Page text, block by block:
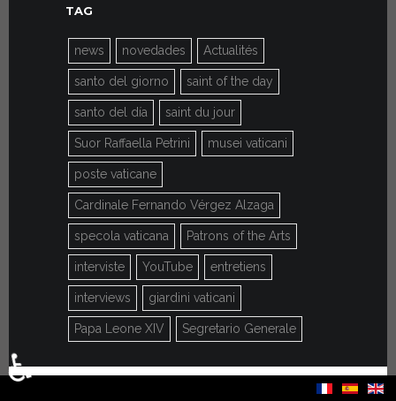
TAG
news novedades Actualités
santo del giorno saint of the day
santo del día saint du jour
Suor Raffaella Petrini musei vaticani
poste vaticane
Cardinale Fernando Vérgez Alzaga
specola vaticana Patrons of the Arts
interviste YouTube entretiens
interviews giardini vaticani
Papa Leone XIV Segretario Generale
Seleziona la tua lingua